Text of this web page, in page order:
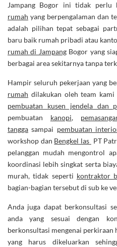
Jampang Bogor ini tidak perlu
rumah yang berpengalaman dan
adalah pilihan tepat sebagai
baru baik rumah pribadi atau
rumah di JampangBogor yang
berbagai area sekitarnya tanpa
Hampir seluruh pekerjaan yang
rumah dilakukan oleh team
pembuatan kusen jendela dan
pembuatan kanopi,
tangga sampai pembuatan
workshop dan Bengkel las PT
pelanggan mudah mengontrol
koordinasi lebih singkat serta
murah, tidak seperti kontraktor
bagian-bagian tersebut di sub ke
Anda juga dapat berkonsultasi
anda yang sesuai dengan
berkonsultasi mengenai perkiraan
yang harus dikeluarkan